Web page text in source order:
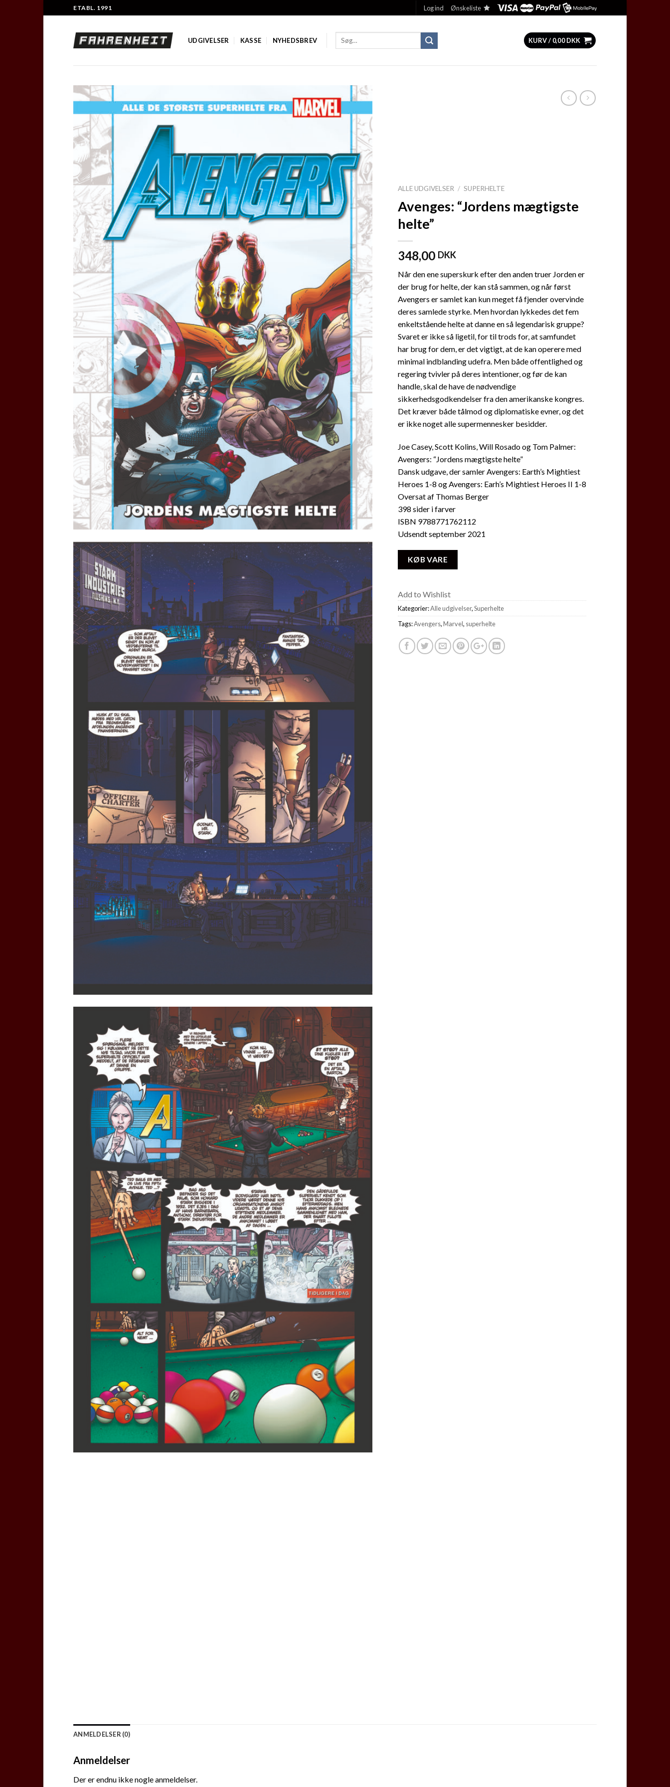
to
ETABL. 1991 Log ind Ønskeliste
UDGIVELSER KASSE NYHEDSBREV KURV / 0,00DKK
Add to
Wishlist
ALLE UDGIVELSER / SUPERHELTE
Avenges: “Jordens mægtigste
helte”
348,00 DKK
Når den ene superskurk efter den anden truer Jorden er
der brug for helte, der kan stå sammen, og når først
Avengers er samlet kan kun meget få fjender overvinde
deres samlede styrke. Men hvordan lykkedes det fem
enkeltstående helte at danne en så legendarisk gruppe?
Svaret er ikke så ligetil, for til trods for, at samfundet
har brug for dem, er det vigtigt, at de kan operere med
minimal indblanding udefra. Men både offentlighed og
regering tvivler på deres intentioner, og før de kan
handle, skal de have de nødvendige
sikkerhedsgodkendelser fra den amerikanske kongres.
Det kræver både tålmod og diplomatiske evner, og det
er ikke noget alle supermennesker besidder.
Joe Casey, Scott Kolins, Will Rosado og Tom Palmer:
Avengers: “Jordens mægtigste helte”
Dansk udgave, der samler Avengers: Earth’s Mightiest
Heroes 1-8 og Avengers: Earh’s Mightiest Heroes II 1-8
Oversat af Thomas Berger
398 sider i farver
ISBN 9788771762112
Udsendt september 2021
KØB VARE
Add to Wishlist
Kategorier:Alle udgivelser,Superhelte
Tags:Avengers,Marvel, superhelte
ANMELDELSER (0)
Anmeldelser
Der er endnu ikke nogle anmeldelser.